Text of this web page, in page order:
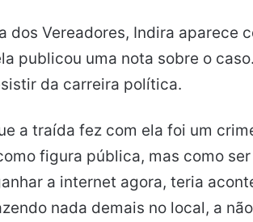
dos Vereadores, Indira aparece
publicou uma nota sobre o
da carreira política.
a traída fez com ela foi um
figura pública, mas como
a internet agora, teria
nada demais no local, a